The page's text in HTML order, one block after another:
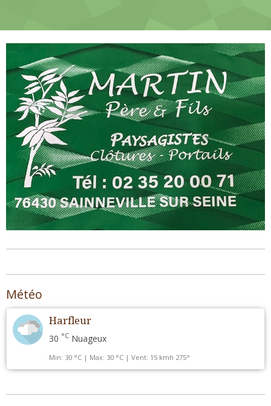
Météo
Harfleur
30 °C Nuageux
Min: 30 °C | Max: 30 °C | Vent: 15 kmh 275°